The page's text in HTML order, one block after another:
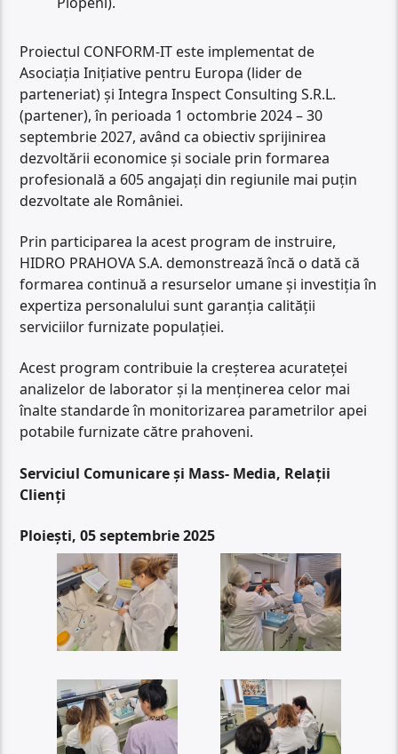
Proiectul CONFORM-IT este implementat de
Asociația Inițiative pentru Europa (lider de
parteneriat) și Integra Inspect Consulting S.R.L.
(partener), în perioada 1 octombrie 2024 – 30
septembrie 2027, având ca obiectiv sprijinirea
dezvoltării economice și sociale prin formarea
profesională a 605 angajați din regiunile mai puțin
dezvoltate ale României.
Prin participarea la acest program de instruire,
HIDRO PRAHOVA S.A. demonstrează încă o dată că
formarea continuă a resurselor umane și investiția în
expertiza personalului sunt garanția calității
serviciilor furnizate populației.
Acest program contribuie la creșterea acurateței
analizelor de laborator și la menținerea celor mai
înalte standarde în monitorizarea parametrilor apei
potabile furnizate către prahoveni.
Serviciul Comunicare și Mass- Media, Relații
Clienți
Ploiești, 05 septembrie 2025